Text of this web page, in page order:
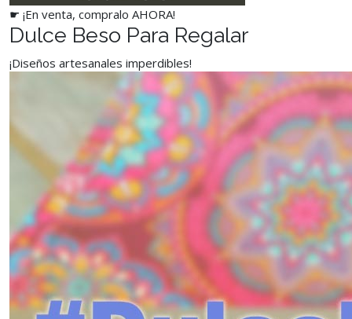
☛ ¡En venta, compralo AHORA!
Dulce Beso Para Regalar
¡Diseños artesanales imperdibles!